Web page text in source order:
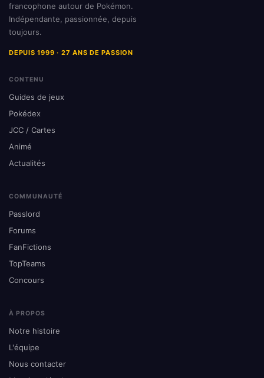
francophone autour de Pokémon.
Indépendante, passionnée, depuis
toujours.
DEPUIS 1999 · 27 ANS DE PASSION
CONTENU
Guides de jeux
Pokédex
JCC / Cartes
Animé
Actualités
COMMUNAUTÉ
Passlord
Forums
FanFictions
TopTeams
Concours
À PROPOS
Notre histoire
L'équipe
Nous contacter